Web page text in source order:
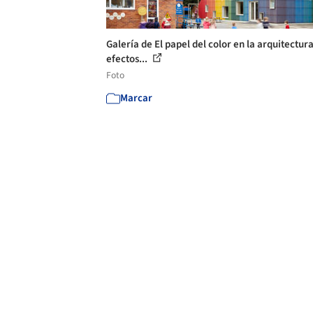
Galería de El papel del color en la
efectos...
Foto
Marcar